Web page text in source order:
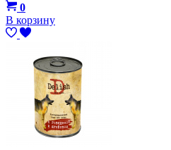
0
В корзину